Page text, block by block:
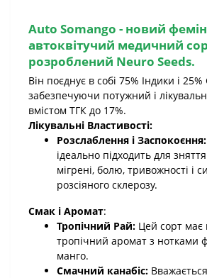
Auto Somango - новий
автоквітучий медичний
розроблений Neuro Seeds.
Він поєднує в собі 75% Індики і 25%
забезпечуючи потужний і
вмістом ТГК до 17%.
Лікувальні Властивості:
Розслаблення і
ідеально підходить для
мігрені, болю, тривожності і
розсіяного склерозу.
Смак і Аромат:
Тропічний Рай: Цей сорт
тропічний аромат з нотками
манго.
Смачний канабіс: